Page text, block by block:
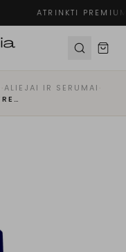
ATRINKTI
·ALIEJAI IR SERUMAI ·
ORIBE MIRROR RINSE GLASS HAIR TREATMENT - VEIDRODINĮ BLIZGESĮ SUTEIKIANTIS PLAUKŲ ELIKSYRAS